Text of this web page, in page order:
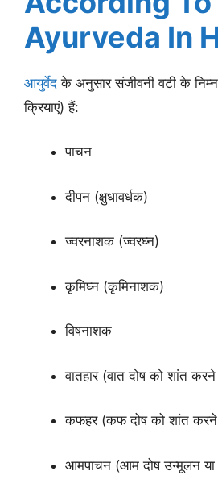
Ayurveda In
आयुर्वेदके अनुसार संजीवनी वटी के
क्रियाएं) हैं:
पाचन
दीपन (क्षुधावर्धक)
ज्वरनाशक (ज्वरघ्न)
कृमिघ्न (कृमिनाशक)
विषनाशक
वातहार (वात दोष को शांत करने
कफहर (कफ दोष को शांत करने
आमपाचन (आम दोष उन्मूलन या